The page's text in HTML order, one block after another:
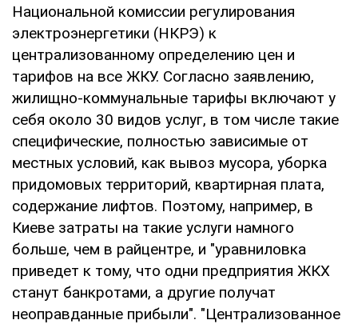
Национальной комиссии регулирования
электроэнергетики (НКРЭ) к
централизованному определению цен и
тарифов на все ЖКУ. Согласно заявлению,
жилищно-коммунальные тарифы включают у
себя около 30 видов услуг, в том числе такие
специфические, полностью зависимые от
местных условий, как вывоз мусора, уборка
придомовых территорий, квартирная плата,
содержание лифтов. Поэтому, например, в
Киеве затраты на такие услуги намного
больше, чем в райцентре, и "уравниловка
приведет к тому, что одни предприятия ЖКХ
станут банкротами, а другие получат
неоправданные прибыли". "Централизованное